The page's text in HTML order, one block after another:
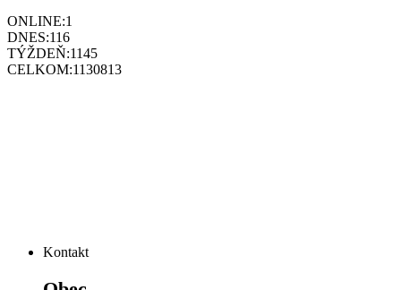
ONLINE:1
DNES:116
TÝŽDEŇ:1145
CELKOM:1130813
Kontakt